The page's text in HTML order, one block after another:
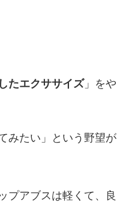
たエクササイズ」をや
みたい」という野望が
プアブスは軽くて、良